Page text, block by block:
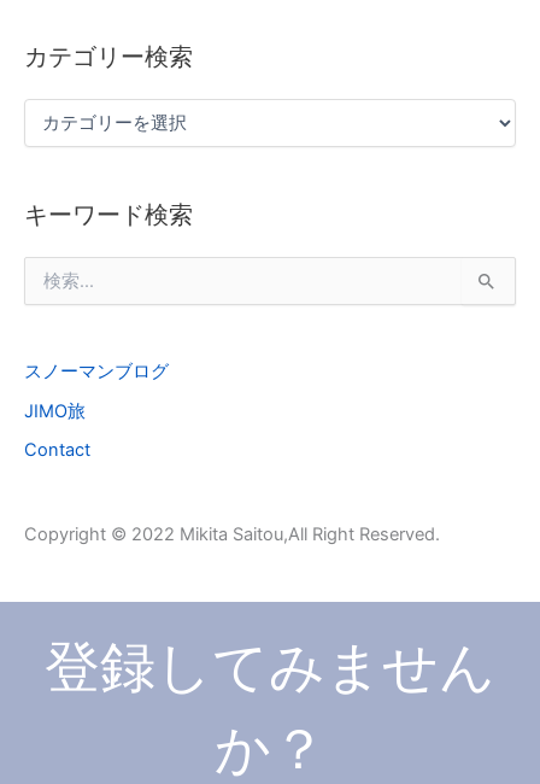
カテゴリー検索
キーワード検索
索
:スノーマンブログ
JIMO旅
Contact
Copyright © 2022 Mikita Saitou,All Right Reserved.
登録してみません
か？